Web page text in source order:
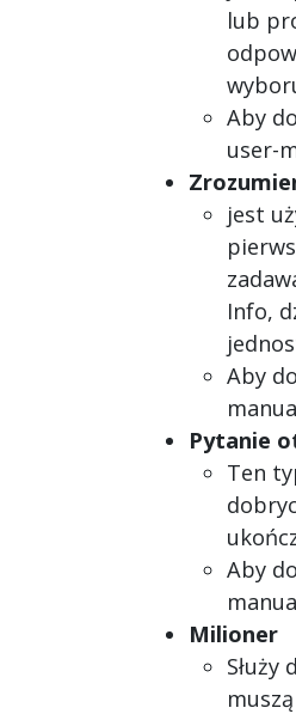
lub
Aby
user-
jest
Info,
Aby
Pytanie
Ten
Aby
Milioner